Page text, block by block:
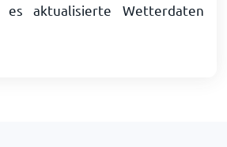
es aktualisierte Wetterdaten